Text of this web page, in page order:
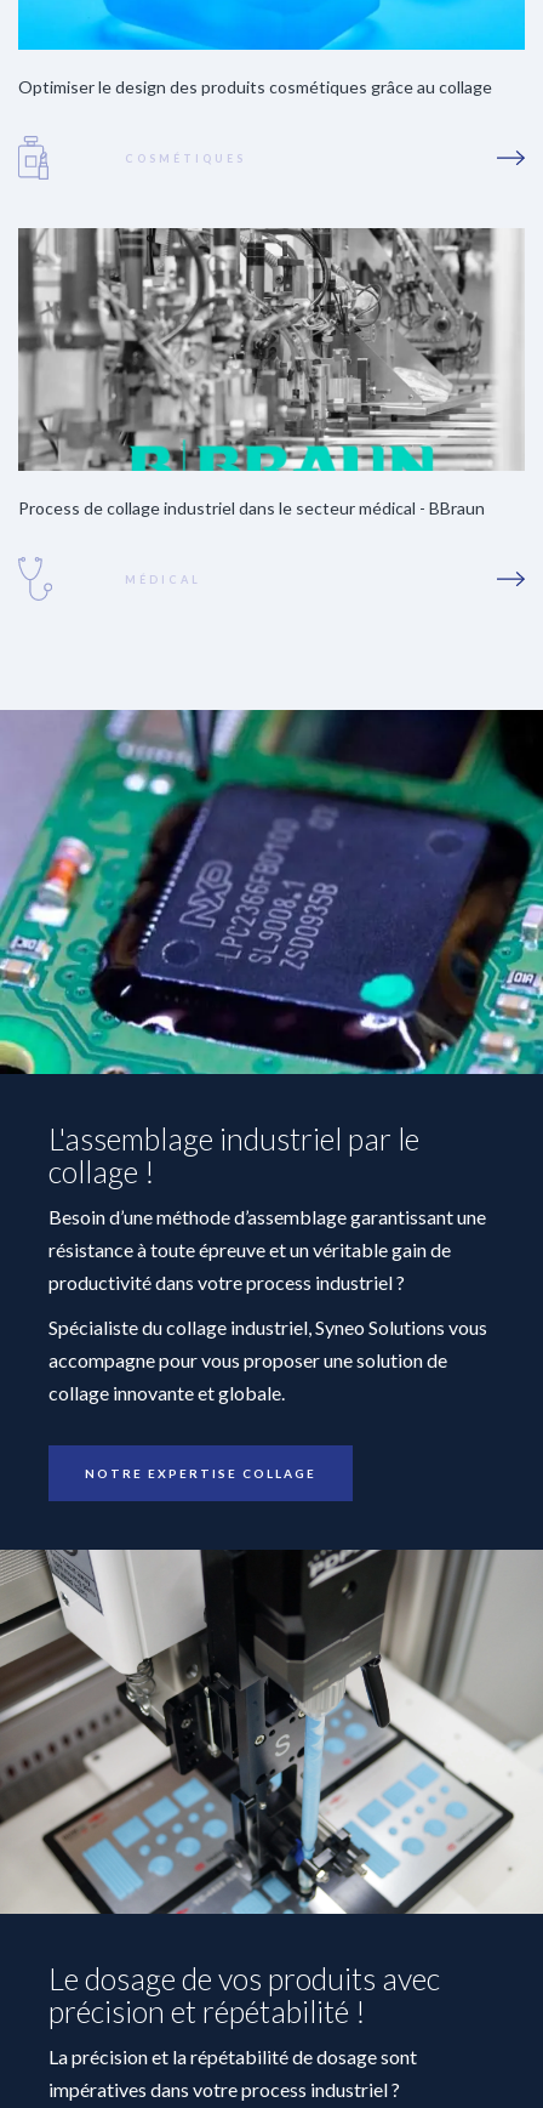
Optimiser le design des produits cosmétiques grâce au collage
COSMÉTIQUES
Process de collage industriel dans le secteur médical - BBraun
MÉDICAL
L'assemblage industriel par le
collage !
Besoin d’une méthode d’assemblage garantissant une
résistance à toute épreuve et un véritable gain de
productivité dans votre process industriel ?
Spécialiste du collage industriel, Syneo Solutions vous
accompagne pour vous proposer une solution de
collage innovante et globale.
NOTRE EXPERTISE COLLAGE
Le dosage de vos produits avec
précision et répétabilité !
La précision et la répétabilité de dosage sont
impératives dans votre process industriel ?